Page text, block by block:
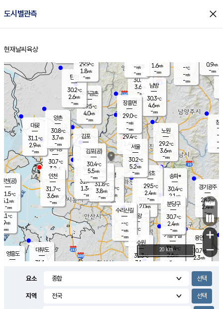
도시별관측 close
홈
현재날씨 육상
의도
℃
m/s
mm
영흥도
양주
30.7℃
3.6
-mm
과천
30.0℃
2.0m/s
- mm
용인
30.7℃
2.3m/s
경기광주
28.2℃
2.4m/s
-mm
대부도
31.1
경서동
30.7℃
3.2 m/s
-mm
파주금촌
29.5℃
4.0m/s
-mm
-℃
-m/s
-mm
대곶
31.1℃
2.9m/s
-mm
창
-
-m/
-
탄현
30.2℃
2.6m/s
-mm
0.9m/s
-mm
의왕
- ℃
m/s
mm
김포
- ℃
-m/s
mm
광명
31.0
℃
2.3 m/s
-mm
부천
31.4℃
1.3m/s
-mm
양촌
30.8℃
3.7m/s
-mm
구로
31.8℃
3.8m/s
-mm
은평
29.4℃
1.4 m/s
- mm
노원
29.2℃
3.6m/s
-mm
송파*
30.4℃
2.1 m/s
-mm
서초
29.5℃
2.4m/s
-mm
남방
30.3℃
4.6m/s
-mm
기흥구갈
31.4℃
2.6m/s
-
수리산길
-℃
-m/s
-mm
분당구
30.7℃
2.4m/s
-mm
장흥면
29.0℃
-m/s
-mm
-m/s
-mm
인천(공)
31.5℃
5.1 m/s
-mm
김포(공)
30.4℃
5.5m/s
-mm
수원
31.3℃
3.1 m/s
인천
31.7℃
3.6m/s
-mm
서울
30.2℃
5.2m/s
-mm
29.9℃
1.8m/s
-mm
1.6m/s
-mm
+
−
20 km
요소
지역